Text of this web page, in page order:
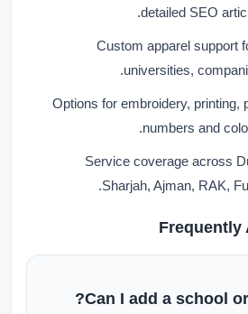
detailed SEO
Custom apparel support
universities,
Options for embroidery, printing,
numbers and
Service coverage across
Sharjah, Ajman, RAK,
Frequently
Can I add a school